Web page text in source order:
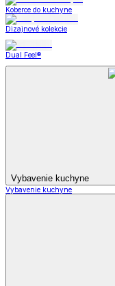
Koberce do kuchyne
Dizajnové kolekcie
Dual Feel®
Vybavenie kuchyne
Vybavenie kuchyne